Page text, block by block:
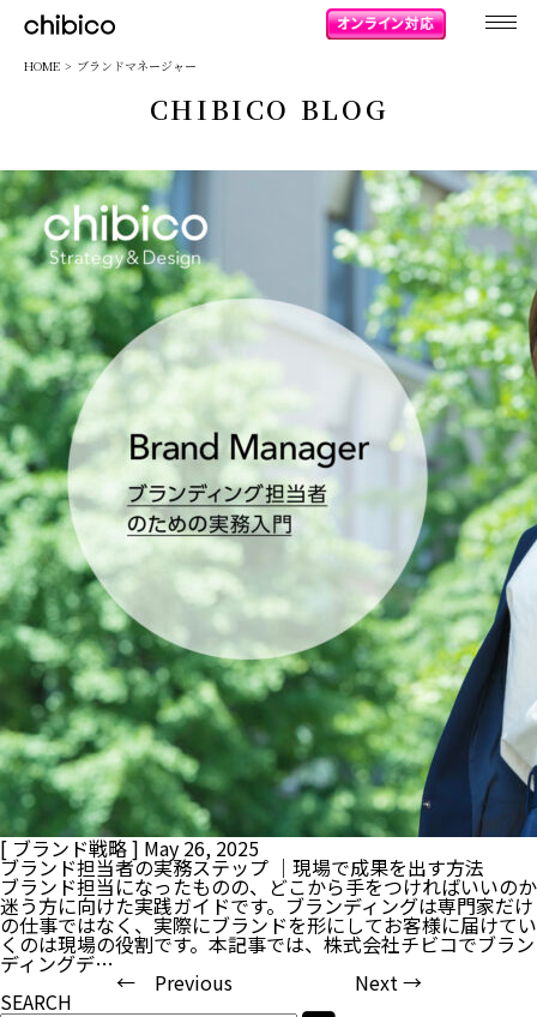
chibico
HOME ブランドマネージャー
CHIBICO BLOG
[ ブランド戦略 ] May 26, 2025
ブランド担当者の実務ステップ ｜現場で成果を出す方法
ブランド担当になったものの、どこから手をつければいいのか
迷う方に向けた実践ガイドです。ブランディングは専門家だけ
の仕事ではなく、実際にブランドを形にしてお客様に届けてい
くのは現場の役割です。本記事では、株式会社チビコでブラン
ディングデ…
← Previous Next →
SEARCH